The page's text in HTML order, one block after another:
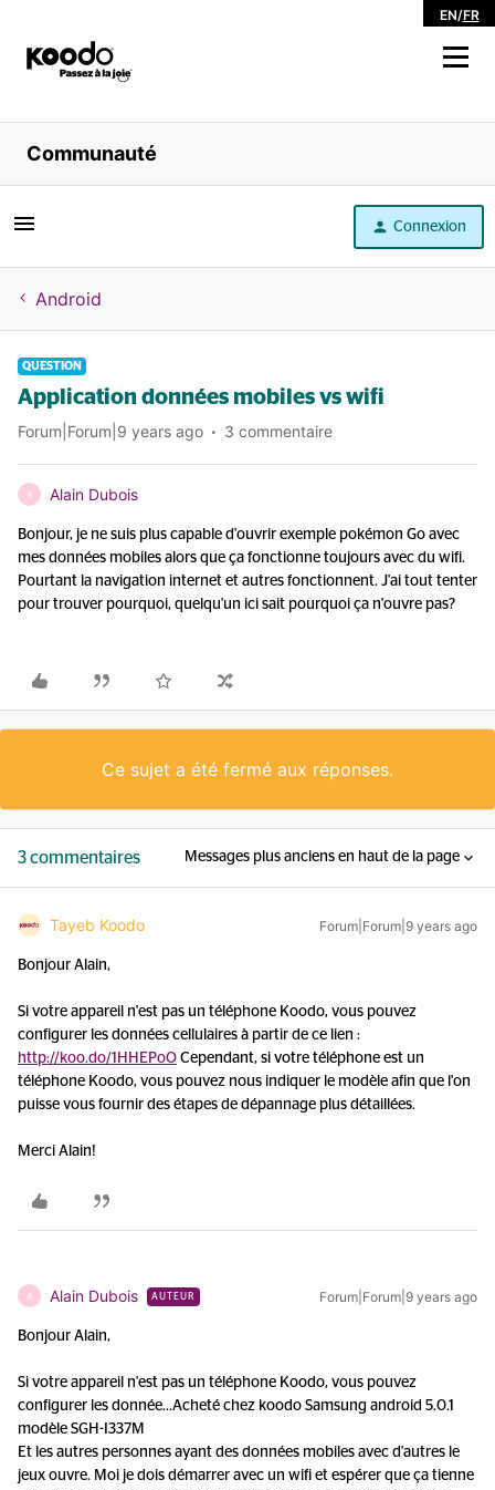
EN/FR
Magasiner
Libre service
Aide
Communauté
Connexion
Android
QUESTION
Application données mobiles vs wifi
Forum|Forum|9 years ago 3 commentaire
A Alain Dubois
Bonjour, je ne suis plus capable d'ouvrir exemple pokémon Go avec
mes données mobiles alors que ça fonctionne toujours avec du wifi.
Pourtant la navigation internet et autres fonctionnent. J'ai tout tenter
pour trouver pourquoi, quelqu'un ici sait pourquoi ça n'ouvre pas?
Ce sujet a été fermé aux réponses.
3 commentaires Messages plus anciens en haut de la page
Tayeb Koodo Forum|Forum|9 years ago
Bonjour Alain,
Si votre appareil n'est pas un téléphone Koodo, vous pouvez
configurer les données cellulaires à partir de ce lien :
http://koo.do/1HHEPoO Cependant, si votre téléphone est un
téléphone Koodo, vous pouvez nous indiquer le modèle afin que l'on
puisse vous fournir des étapes de dépannage plus détaillées.
Merci Alain!
A Alain Dubois AUTEUR Forum|Forum|9 years ago
Bonjour Alain,
Si votre appareil n'est pas un téléphone Koodo, vous pouvez
configurer les donnée...Acheté chez koodo Samsung android 5.0.1
modèle SGH-I337M
Et les autres personnes ayant des données mobiles avec d'autres le
jeux ouvre. Moi je dois démarrer avec un wifi et espérer que ça tienne